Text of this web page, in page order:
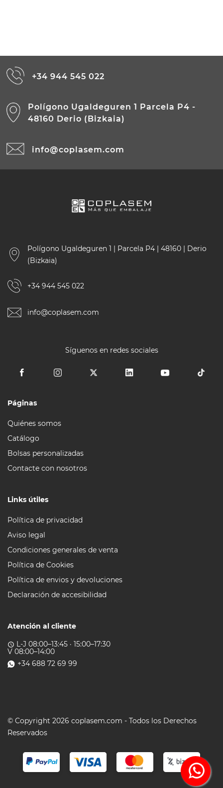
+34 944 545 022
Polígono Ugaldeguren 1 Parcela P4 -
48160 Derio (Bizkaia)
info@coplasem.com
Polígono Ugaldeguren 1 | Parcela P4 | 48160 | Derio
(Bizkaia)
+34 944 545 022
info@coplasem.com
Síguenos en redes sociales
Páginas
Quiénes somos
Catálogo
Bolsas personalizadas
Contacte con nosotros
Links útiles
Política de privacidad
Aviso legal
Condiciones generales de venta
Política de Cookies
Política de envios y devoluciones
Declaración de accesibilidad
Atención al cliente
access_time L-J 08:00–13:45 · 15:00–17:30
V 08:00–14:00
+34 688 72 69 99
© Copyright 2026 coplasem.com - Todos los Derechos
Reservados